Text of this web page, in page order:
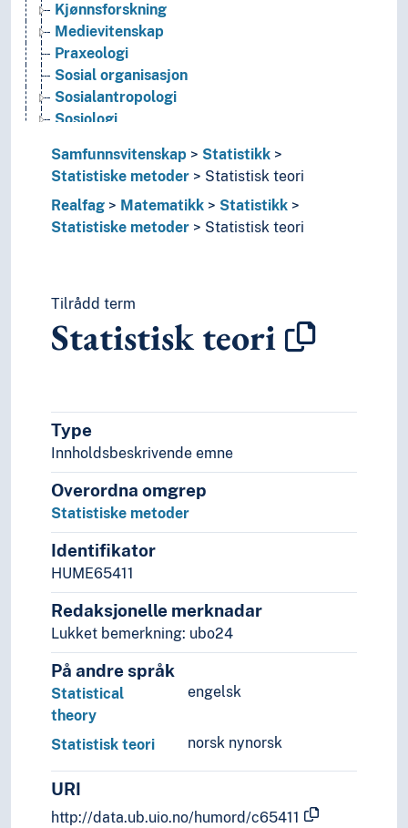
Kjønnsforskning
Medievitenskap
Praxeologi
Sosial organisasjon
Sosialantropologi
Sosiologi
Algebraisk statistikk
Anvendt statistikk
Geostatistikk
Konsumprisindekser
Medisinsk statistikk
Returverdier
Bootstrap
Hypotesetesting
Kausalanalyser
Randomisering
Signifikans (Statistikk)
Statistisk prosesskontroll
Statistisk teori
Strukturell modellering
Stokastiske prosesser
Usikkerhet (Statistikk)
Utvalgsundersøkelser
Statsvitenskap
Teori og metode (Samfunnsvitenskap)
Språk
Samfunnsvitenskap
Statistikk
Statistiske metoder
Statistisk teori
Realfag
Matematikk
Statistikk
Statistiske metoder
Statistisk teori
Tilrådd term
Statistisk teori
Type
Innholdsbeskrivende emne
Overordna omgrep
Statistiske metoder
Identifikator
HUME65411
Redaksjonelle merknadar
Lukket bemerkning: ubo24
På andre språk
engelsk
Statistical
theory
norsk nynorsk
Statistisk teori
URI
http://data.ub.uio.no/humord/c65411